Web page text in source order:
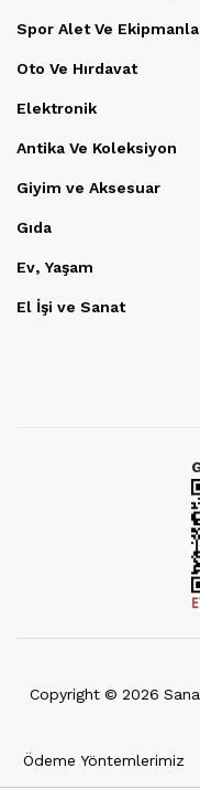
Spor Alet Ve
Oto Ve Hırdavat
Elektronik
Antika Ve Koleksiyon
Giyim ve Aksesuar
Gıda
Ev, Yaşam
El İşi ve Sanat
Copyright © 2026
Ödeme Yöntemlerimiz